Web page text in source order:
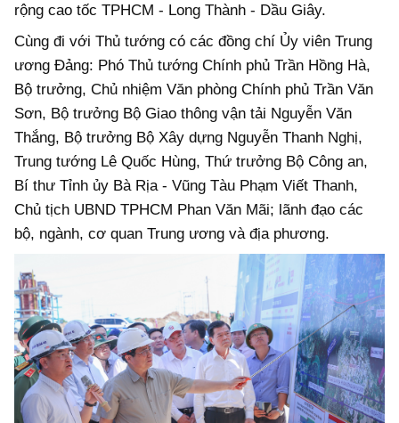
rộng cao tốc TPHCM - Long Thành - Dầu Giây.
Cùng đi với Thủ tướng có các đồng chí Ủy viên Trung
ương Đảng: Phó Thủ tướng Chính phủ Trần Hồng Hà,
Bộ trưởng, Chủ nhiệm Văn phòng Chính phủ Trần Văn
Sơn, Bộ trưởng Bộ Giao thông vận tải Nguyễn Văn
Thắng, Bộ trưởng Bộ Xây dựng Nguyễn Thanh Nghị,
Trung tướng Lê Quốc Hùng, Thứ trưởng Bộ Công an,
Bí thư Tỉnh ủy Bà Rịa - Vũng Tàu Phạm Viết Thanh,
Chủ tịch UBND TPHCM Phan Văn Mãi; lãnh đạo các
bộ, ngành, cơ quan Trung ương và địa phương.